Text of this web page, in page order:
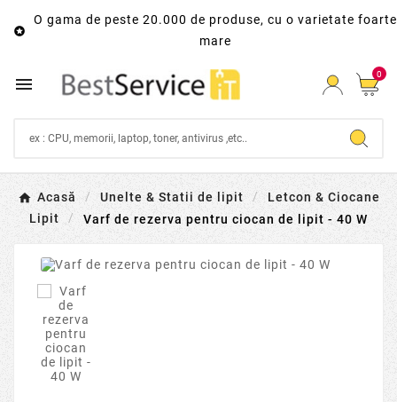

O gama de peste 20.000 de produse, cu o varietate foarte
mare
 0
Acasă Unelte & Statii de lipit
Letcon & Ciocane
Lipit
Varf de rezerva pentru ciocan de lipit - 40 W